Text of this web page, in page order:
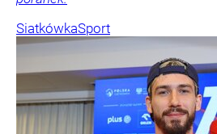
SiatkówkaSport